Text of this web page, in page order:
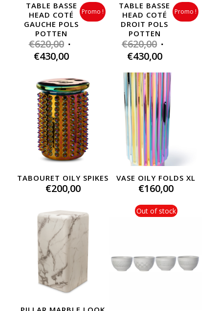
TABLE BASSE
HEAD COTÉ
GAUCHE POLS
POTTEN
€620,00 Original
price
€620,00.
€430,00Current
is:
€430,00.
Promo !
TABLE BASSE
HEAD COTÉ
DROIT POLS
POTTEN
€620,00 Original
price
€620,00.
€430,00Current
is:
€430,00.
Promo !
TABOURET OILY SPIKES
€200,00
VASE OILY FOLDS XL
€160,00
Out of stock